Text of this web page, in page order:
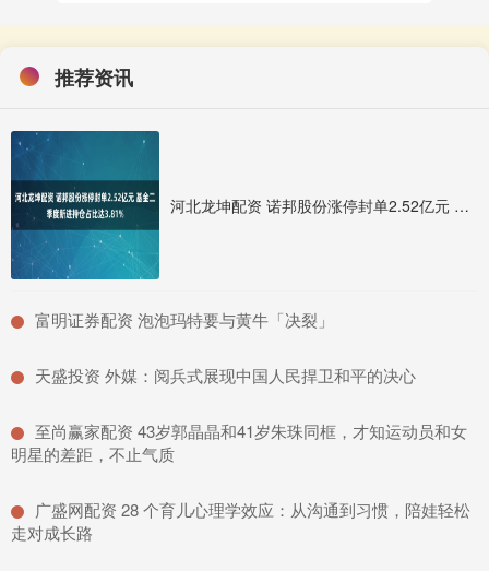
推荐资讯
河北龙坤配资 诺邦股份涨停封单2.52亿元 基金二季度新进持仓占比达3.81%
​富明证券配资 泡泡玛特要与黄牛「决裂」
​天盛投资 外媒：阅兵式展现中国人民捍卫和平的决心
​至尚赢家配资 43岁郭晶晶和41岁朱珠同框，才知运动员和女
明星的差距，不止气质
​广盛网配资 28 个育儿心理学效应：从沟通到习惯，陪娃轻松
走对成长路